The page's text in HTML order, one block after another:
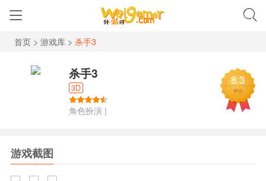
首页 > 游戏库 > 杀手3
杀手3
3D
角色扮演 |
8.3
评分
游戏截图